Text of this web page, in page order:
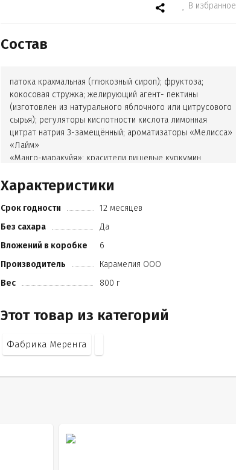
В избранное
Состав
патока крахмальная (глюкозный сироп); фруктоза;
кокосовая стружка; желирующий агент- пектины
(изготовлен из натурального яблочного или цитрусового
сырья); регуляторы кислотности кислота лимонная
цитрат натрия 3-замещённый; ароматизаторы «Мелисса»
«Лайм»
«Манго-маракуйя»; красители пищевые куркумин
растительный экстракт мелиссы
экстракт ромашки
консервант Е220.
Характеристики
Срок годности
12 месяцев
Без сахара
Да
Вложений в коробке
6
Производитель
Карамелия ООО
Вес
800 г
Этот товар из категорий
Фабрика Меренга